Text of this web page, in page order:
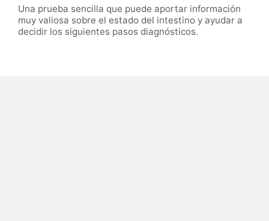
Una prueba sencilla que puede aportar información
muy valiosa sobre el estado del intestino y ayudar a
decidir los siguientes pasos diagnósticos.